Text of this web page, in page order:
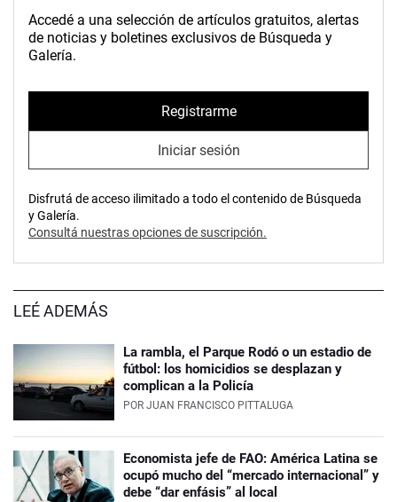
Accedé a una selección de artículos gratuitos, alertas
de noticias y boletines exclusivos de Búsqueda y
Galería.
Registrarme
Iniciar sesión
Disfrutá de acceso ilimitado a todo el contenido de Búsqueda
y Galería.
Consultá nuestras opciones de suscripción.
LEÉ ADEMÁS
La rambla, el Parque Rodó o un estadio de
fútbol: los homicidios se desplazan y
complican a la Policía
POR JUAN FRANCISCO PITTALUGA
Economista jefe de FAO: América Latina se
ocupó mucho del “mercado internacional” y
debe “dar enfásis” al local